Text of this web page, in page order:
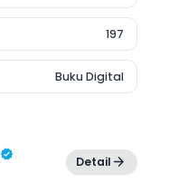
197
Buku Digital
Detail